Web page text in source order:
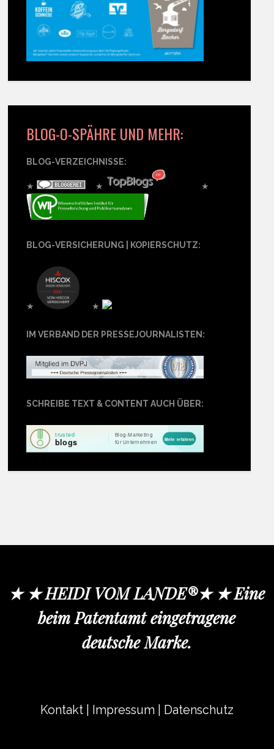
BLOG-O-SPÄHRE UND MEHR:
BLOG-VERZEICHNISSE:
★ ★ ★
BLOG-VERSICHERUNG | KOPIERSCHUTZ:
★ ★
IM VERBAND DER PRESSEJOURNALISTEN:
SCHREIBE TEXT & CONTENT AUCH ÜBER:
★ ★ HEIDI VOM LANDE®★ ★ Eine
beim Patentamt eingetragene
deutsche Marke.
Kontakt Impressum Datenschutz